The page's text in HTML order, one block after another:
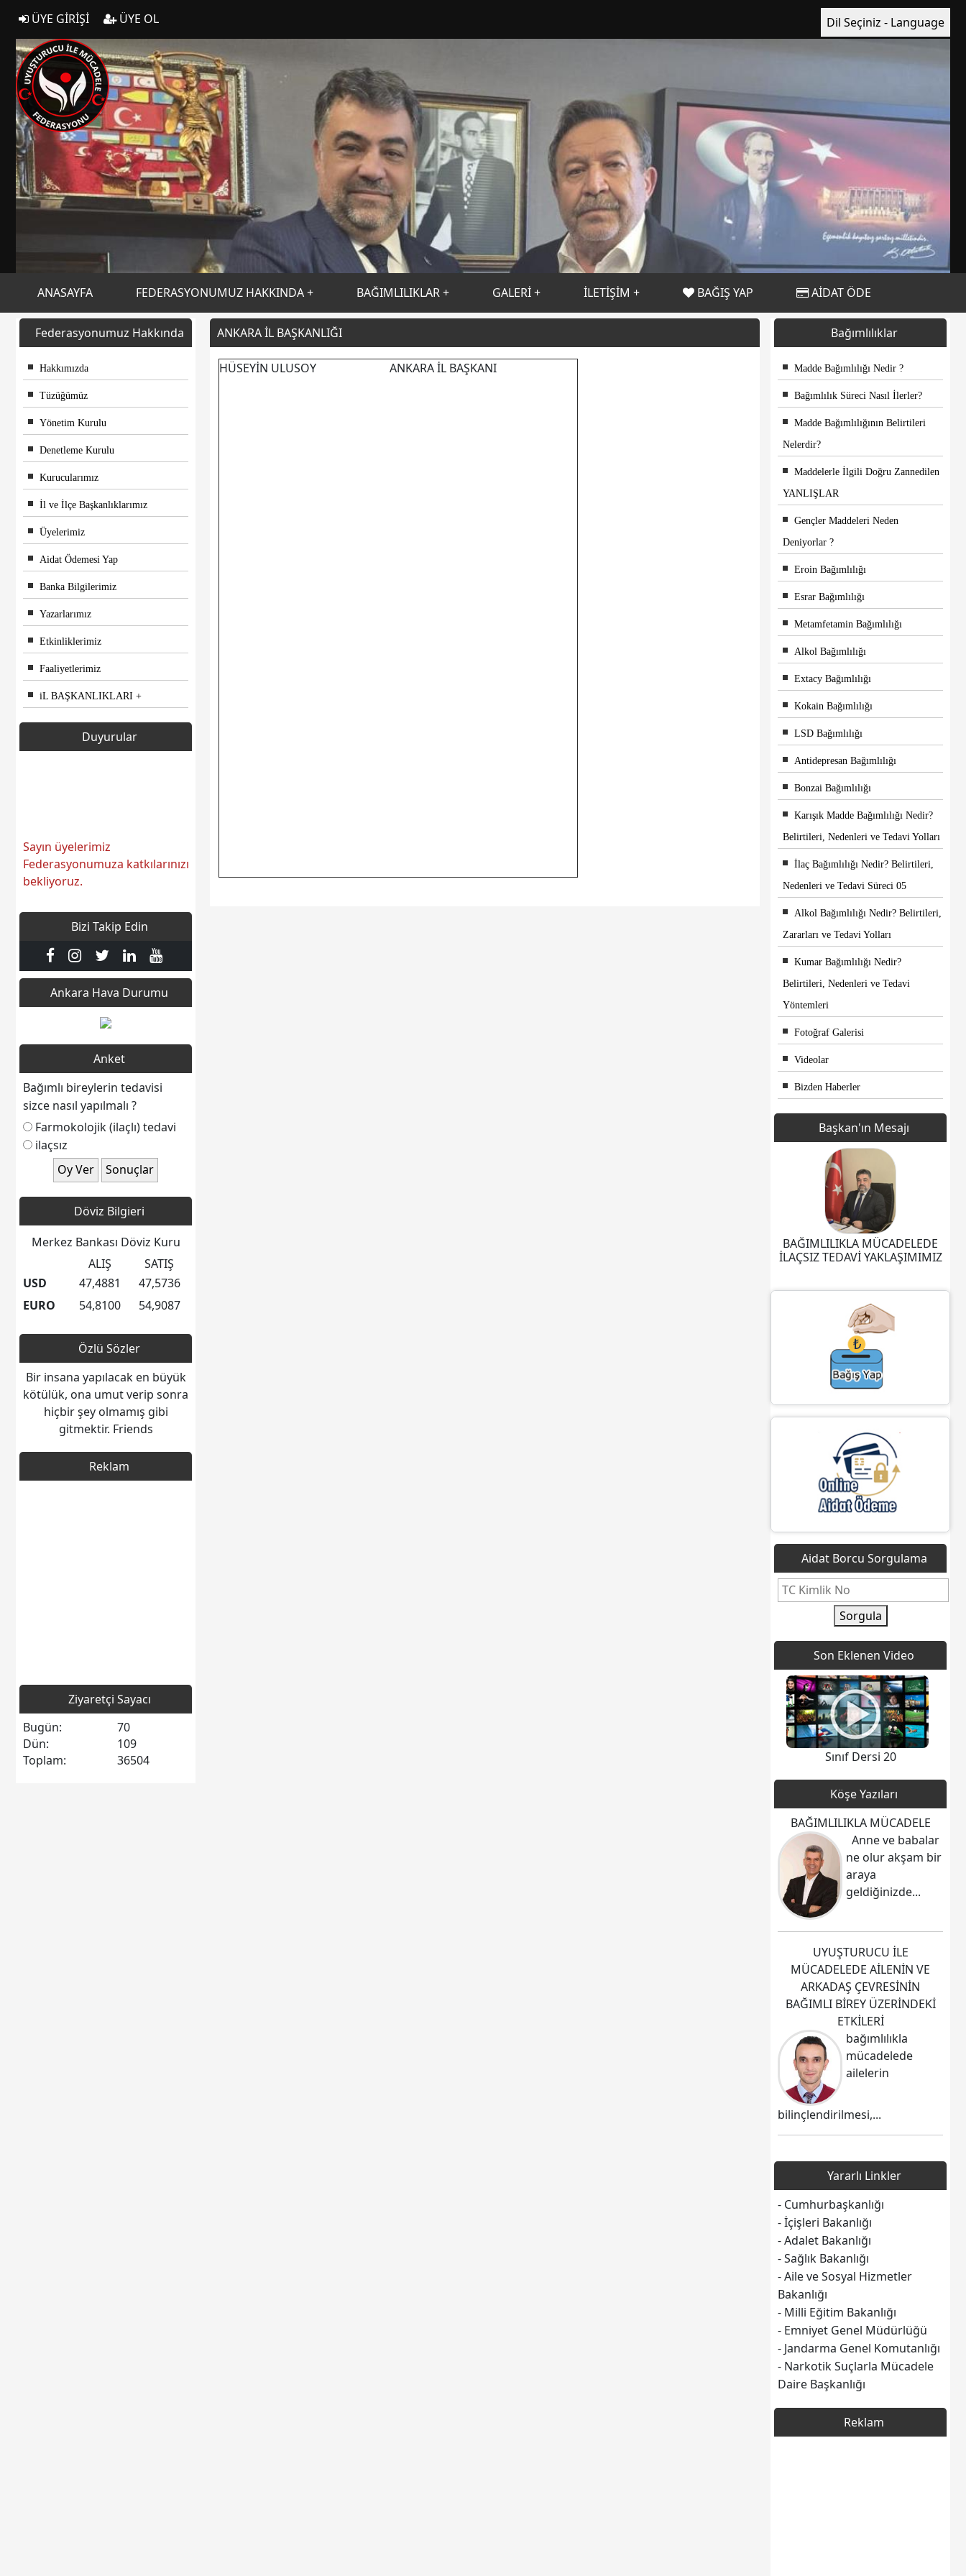
Dil Seçiniz - Language
ÜYE GİRİŞİ ÜYE OL
ANASAYFA FEDERASYONUMUZ HAKKINDA BAĞIMLILIKLAR GALERİ İLETİŞİM BAĞIŞ YAP AİDAT ÖDE
Federasyonumuz Hakkında
Hakkımızda
Tüzüğümüz
Yönetim Kurulu
Denetleme Kurulu
Kurucularımız
İl ve İlçe Başkanlıklarımız
Üyelerimiz
Aidat Ödemesi Yap
Banka Bilgilerimiz
Yazarlarımız
Etkinliklerimiz
Faaliyetlerimiz
iL BAŞKANLIKLARI
Duyurular
Federasyonumuza katkılarınızı
bekliyoruz.
Bizi Takip Edin
Ankara Hava Durumu
Anket
Bağımlı bireylerin tedavisi
sizce nasıl yapılmalı ?
Farmokolojik (ilaçlı) tedavi
ilaçsız
Döviz Bilgieri
Merkez Bankası Döviz Kuru
ALIŞ
SATIŞ
USD
47,4881
47,5736
EURO
54,8100 54,9087
Özlü Sözler
Bir insana yapılacak en büyük
kötülük, ona umut verip sonra
hiçbir şey olmamış gibi
gitmektir. Friends
Reklam
Ziyaretçi Sayacı
Bugün:
70
Dün:
109
Toplam:
36504
ANKARA İL BAŞKANLIĞI
HÜSEYİN ULUSOY ANKARA İL BAŞKANI
Bağımlılıklar
Madde Bağımlılığı Nedir ?
Bağımlılık Süreci Nasıl İlerler?
Madde Bağımlılığının Belirtileri
Nelerdir?
Maddelerle İlgili Doğru Zannedilen
YANLIŞLAR
Gençler Maddeleri Neden
Deniyorlar ?
Eroin Bağımlılığı
Esrar Bağımlılığı
Metamfetamin Bağımlılığı
Alkol Bağımlılığı
Extacy Bağımlılığı
Kokain Bağımlılığı
LSD Bağımlılığı
Antidepresan Bağımlılığı
Bonzai Bağımlılığı
Karışık Madde Bağımlılığı Nedir?
Belirtileri, Nedenleri ve Tedavi Yolları
İlaç Bağımlılığı Nedir? Belirtileri,
Nedenleri ve Tedavi Süreci 05
Alkol Bağımlılığı Nedir? Belirtileri,
Zararları ve Tedavi Yolları
Kumar Bağımlılığı Nedir?
Belirtileri, Nedenleri ve Tedavi
Yöntemleri
Fotoğraf Galerisi
Videolar
Bizden Haberler
Başkan'ın Mesajı
BAĞIMLILIKLA MÜCADELEDE
İLAÇSIZ TEDAVİ YAKLAŞIMIMIZ
Aidat Borcu Sorgulama
Sorgula
Son Eklenen Video
Sınıf Dersi 20
Köşe Yazıları
BAĞIMLILIKLA MÜCADELE
Anne ve babalar
ne olur akşam bir
araya
geldiğinizde...
UYUŞTURUCU İLE
MÜCADELEDE AİLENİN VE
ARKADAŞ ÇEVRESİNİN
BAĞIMLI BİREY ÜZERİNDEKİ
ETKİLERİ
bağımlılıkla
mücadelede
ailelerin
bilinçlendirilmesi,...
Yararlı Linkler
- Cumhurbaşkanlığı
- İçişleri Bakanlığı
- Adalet Bakanlığı
- Sağlık Bakanlığı
- Aile ve Sosyal Hizmetler
Bakanlığı
- Milli Eğitim Bakanlığı
- Emniyet Genel Müdürlüğü
- Jandarma Genel Komutanlığı
- Narkotik Suçlarla Mücadele
Daire Başkanlığı
Reklam